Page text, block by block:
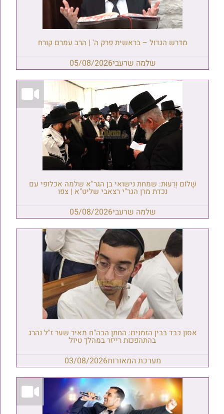
מדרש הגדול – בראשית פרק ה' | הרב עמרם קורח
שלמה שרעבי05/08/2026
שָׁלוֹם וְרֵעוּת: שמחת נישואי בן הגר"א שלמה אכלופי עם
נכדת מרן הגר"י רצאבי שליט"א | צפו
שלמה שרעבי05/08/2026
אסון כבד בבין הזמנים: החתן הבה"ח מאיר שער ז"ל נהרג
בהתהפכות רייזר במהלך טיול
מערכת המאורות03/08/2026